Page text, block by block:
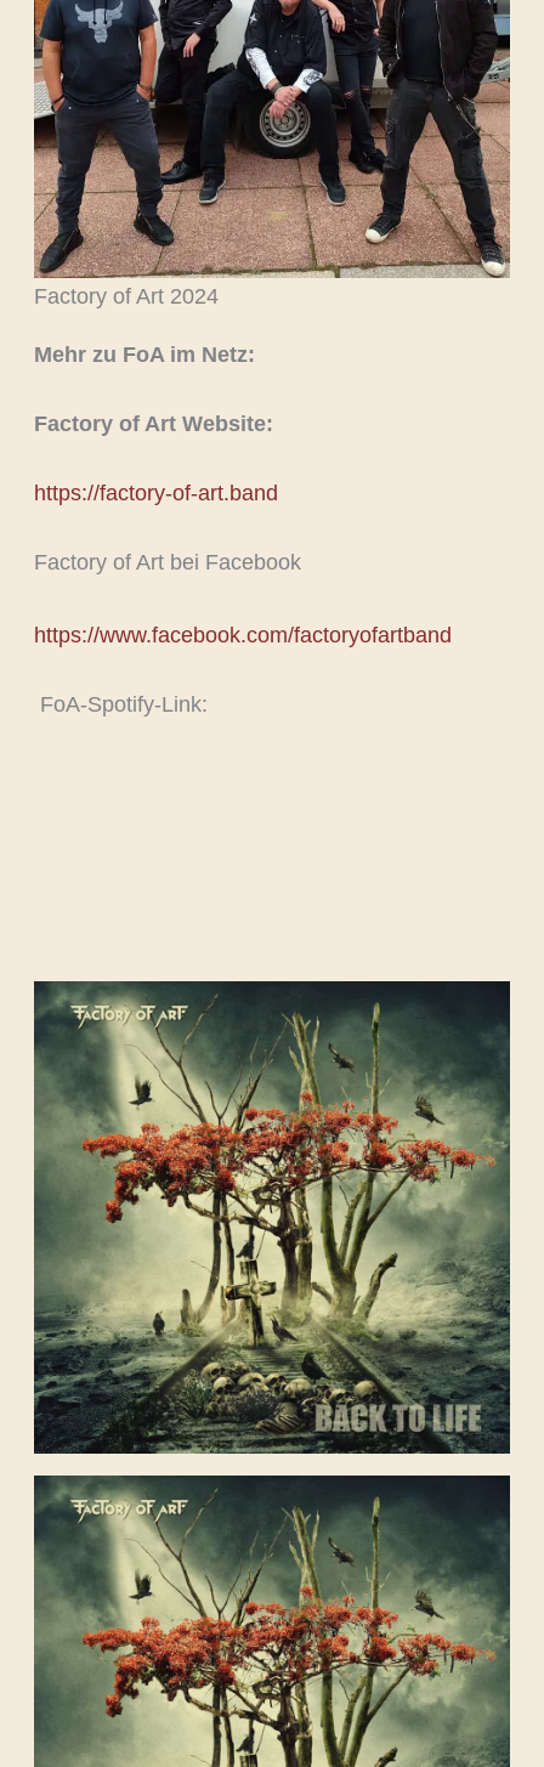
Factory of Art 2024
Mehr zu FoA im Netz:
Factory of Art Website:
https://factory-of-art.band
Factory of Art bei Facebook
https://www.facebook.com/factoryofartband
FoA-Spotify-Link: